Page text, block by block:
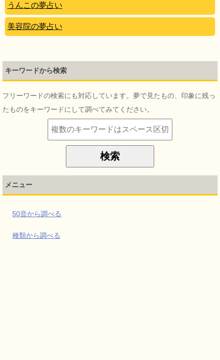
うんこの夢占い
美容院の夢占い
キーワードから検索
フリーワードの検索にも対応しています。夢で見たもの、印象に残っ
たものをキーワードにして調べてみてください。
メニュー
50音から調べる
種類から調べる